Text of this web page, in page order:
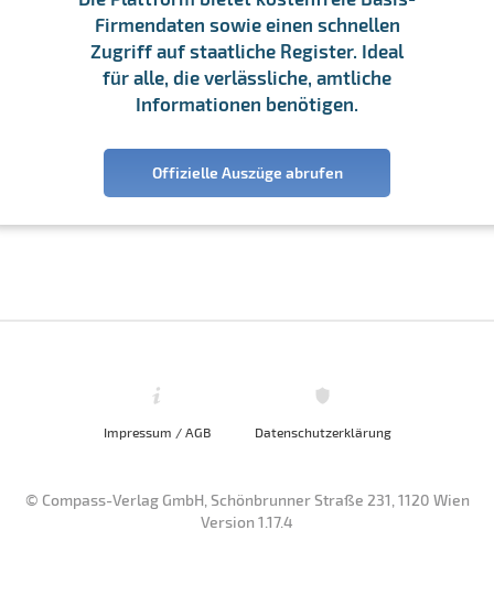
Firmendaten sowie einen schnellen
Zugriff auf staatliche Register. Ideal
für alle, die verlässliche, amtliche
Informationen benötigen.
Offizielle Auszüge abrufen
Impressum / AGB Datenschutzerklärung
© Compass-Verlag GmbH, Schönbrunner Straße 231, 1120 Wien
Version 1.17.4